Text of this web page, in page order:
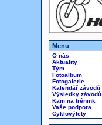
Menu
O nás
Aktuality
Tým
Fotoalbum
Fotogalerie
Kalendář závodů
Výsledky závodů
Kam na trénink
Vaše podpora
Cyklovýlety